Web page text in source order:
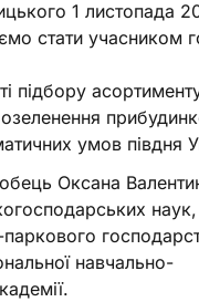
1 листопада
стати учасником
підбору
умов півдня
Оксана
навчально-